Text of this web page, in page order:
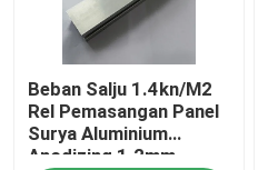
Beban Salju 1.4kn/M2
Rel Pemasangan Panel
Surya Aluminium
Anodizing 1.2mm